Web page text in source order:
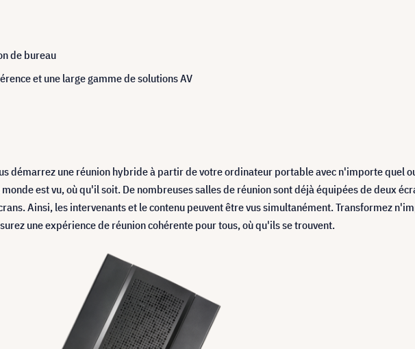
de bureau
et une large gamme de solutions AV
démarrez une réunion hybride à partir de votre ordinateur portable avec n'importe quel
est vu, où qu'il soit. De nombreuses salles de réunion sont déjà équipées de deux
Ainsi, les intervenants et le contenu peuvent être vus simultanément. Transformez
une expérience de réunion cohérente pour tous, où qu'ils se trouvent.